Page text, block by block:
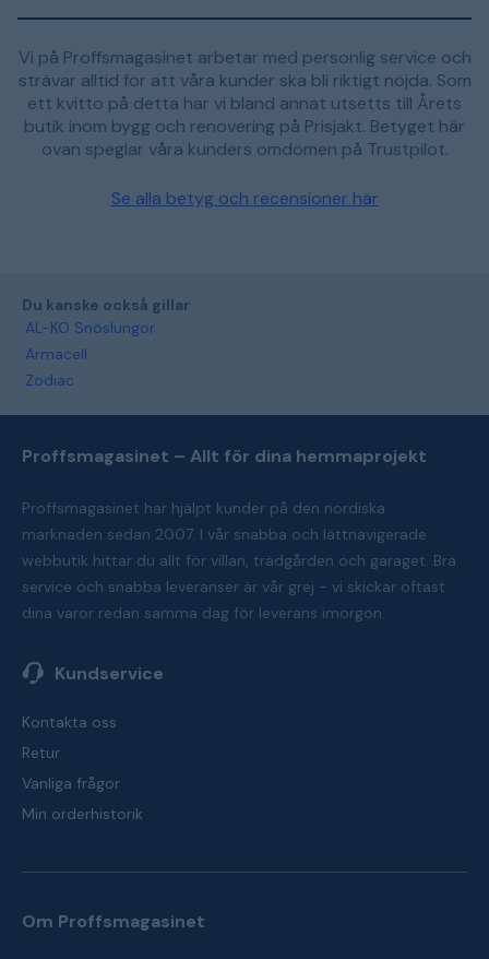
Vi på Proffsmagasinet arbetar med personlig service och
strävar alltid för att våra kunder ska bli riktigt nöjda. Som
ett kvitto på detta har vi bland annat utsetts till Årets
butik inom bygg och renovering på Prisjakt. Betyget här
ovan speglar våra kunders omdömen på Trustpilot.
Se alla betyg och recensioner här
Du kanske också gillar
AL-KO Snöslungor
Armacell
Zodiac
Proffsmagasinet – Allt för dina hemmaprojekt
Proffsmagasinet har hjälpt kunder på den nordiska
marknaden sedan 2007. I vår snabba och lättnavigerade
webbutik hittar du allt för villan, trädgården och garaget. Bra
service och snabba leveranser är vår grej - vi skickar oftast
dina varor redan samma dag för leverans imorgon.
Kundservice
Kontakta oss
Retur
Vanliga frågor
Min orderhistorik
Om Proffsmagasinet